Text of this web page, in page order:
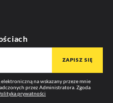
na wskazany przeze mnie
przez Administratora. Zgoda
prywatności